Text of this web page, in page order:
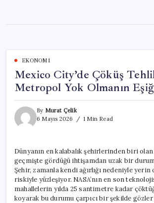
content
EKONOMI
Mexico City’de Çöküş
Metropol Yok Olmanın
By Murat Çelik
6 Mayıs 2026
1 Min Read
Dünyanın en kalabalık şehirlerinden biri
geçmişte gördüğü ihtişamdan uzak bir
Şehir, zamanla kendi ağırlığı nedeniyle
riskiyle yüzleşiyor. NASA’nın en son
mahallelerin yılda 25 santimetre kadar
koyarak bu durumu çarpıcı bir şekilde